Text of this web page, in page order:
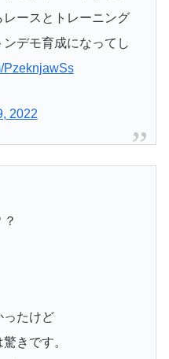
ースとトレーニング
デモ育成になってし
PzeknjawSs
2022
ったけど
きです。